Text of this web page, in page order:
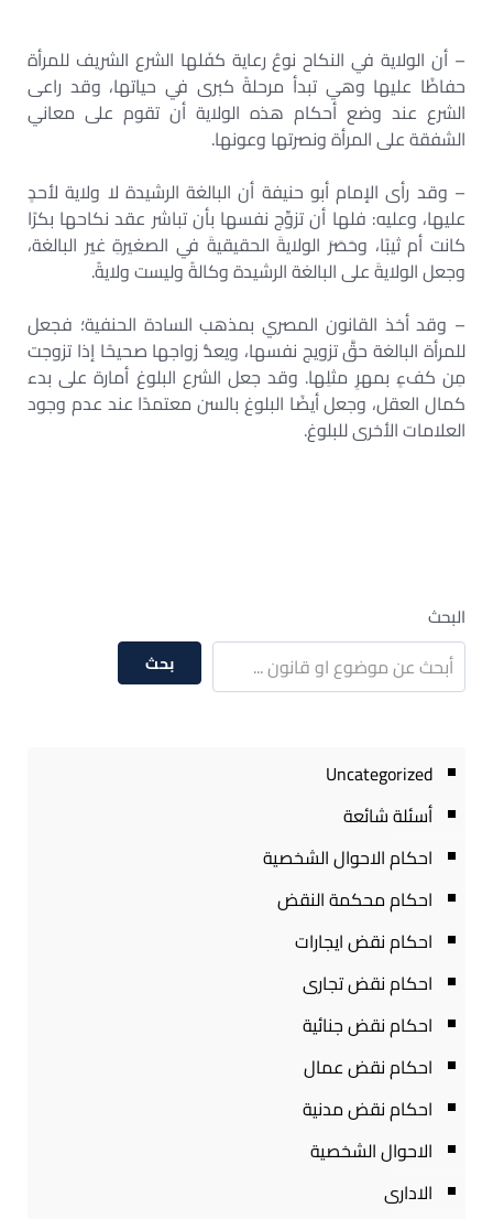
– أن الولاية في النكاح نوعُ رعاية كفَلها الشرع الشريف للمرأة
حفاظًا عليها وهي تبدأ مرحلةً كبرى في حياتها، وقد راعى
الشرع عند وضع أحكام هذه الولاية أن تقوم على معاني
الشفقة على المرأة ونصرتها وعونها.
– وقد رأى الإمام أبو حنيفة أن البالغة الرشيدة لا ولاية لأحدٍ
عليها، وعليه: فلها أن تزوِّج نفسها بأن تباشر عقد نكاحها بكرًا
كانت أم ثيبًا، وحَصَرَ الولايةَ الحقيقيةَ في الصغيرةِ غير البالغة،
وجعل الولايةَ على البالغة الرشيدة وكالةً وليست ولايةً.
– وقد أخذ القانون المصري بمذهب السادة الحنفية؛ فجعل
للمرأة البالغة حقَّ تزويج نفسها، ويعدُّ زواجها صحيحًا إذا تزوجت
مِن كفءٍ بمهرِ مثلِها. وقد جعل الشرع البلوغ أمارة على بدء
كمال العقل، وجعل أيضًا البلوغ بالسن معتمدًا عند عدم وجود
العلامات الأخرى للبلوغ.
البحث
بحث
Uncategorized
أسئلة شائعة
احكام الاحوال الشخصية
احكام محكمة النقض
احكام نقض ايجارات
احكام نقض تجارى
احكام نقض جنائية
احكام نقض عمال
احكام نقض مدنية
الاحوال الشخصية
الادارى